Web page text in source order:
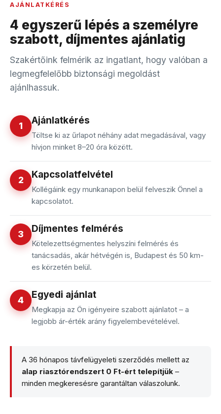
AJÁNLATKÉRÉS
4 egyszerű lépés a személyre
szabott, díjmentes ajánlatig
Szakértőink felmérik az ingatlant, hogy valóban a
legmegfelelőbb biztonsági megoldást
ajánlhassuk.
1 Ajánlatkérés
Töltse ki az űrlapot néhány adat megadásával, vagy
hívjon minket 8–20 óra között.
2 Kapcsolatfelvétel
Kollégáink egy munkanapon belül felveszik Önnel a
kapcsolatot.
3 Díjmentes felmérés
Kötelezettségmentes helyszíni felmérés és
tanácsadás, akár hétvégén is, Budapest és 50 km-
es körzetén belül.
4 Egyedi ajánlat
Megkapja az Ön igényeire szabott ajánlatot – a
legjobb ár-érték arány figyelembevételével.
A 36 hónapos távfelügyeleti szerződés mellett az
alap riasztórendszert 0 Ft-ért telepítjük –
minden megkeresésre garantáltan válaszolunk.